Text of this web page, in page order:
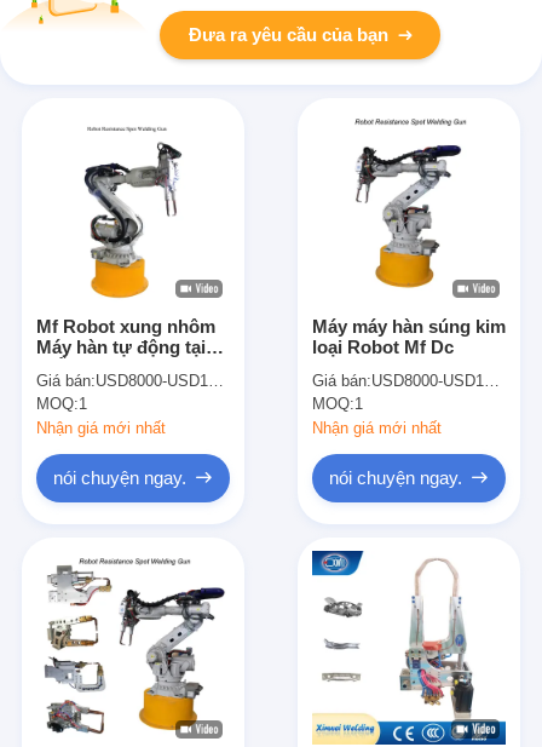
Đưa ra yêu cầu của bạn
Mf Robot xung nhôm
Máy hàn tự động tại
KVA
Giá bán:USD8000-USD10000
MOQ:1
Nhận giá mới nhất
nói chuyện ngay.
Máy máy hàn súng kim
loại Robot Mf Dc
Giá bán:USD8000-USD10000
MOQ:1
Nhận giá mới nhất
nói chuyện ngay.